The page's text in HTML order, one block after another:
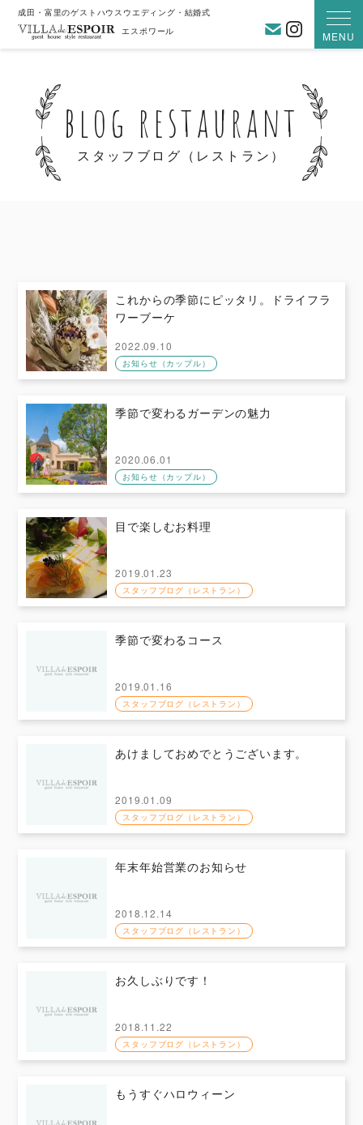
成田・富里のゲストハウスウエディング・結婚式
エスポワール
MENU
お問い合わ
blog restaurant
スタッフブログ（レストラン）
これからの季節にピッタリ。ドライフラ
ワーブーケ
2022.09.10
お知らせ（カップル）
季節で変わるガーデンの魅力
2020.06.01
お知らせ（カップル）
目で楽しむお料理
2019.01.23
スタッフブログ（レストラン）
季節で変わるコース
2019.01.16
スタッフブログ（レストラン）
あけましておめでとうございます。
2019.01.09
スタッフブログ（レストラン）
年末年始営業のお知らせ
2018.12.14
スタッフブログ（レストラン）
お久しぶりです！
2018.11.22
スタッフブログ（レストラン）
もうすぐハロウィーン